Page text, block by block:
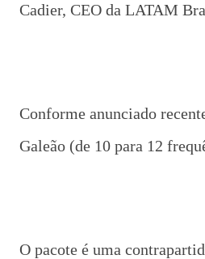
Cadier, CEO da LATAM
Conforme anunciado
Galeão (de 10 para 12
O pacote é uma